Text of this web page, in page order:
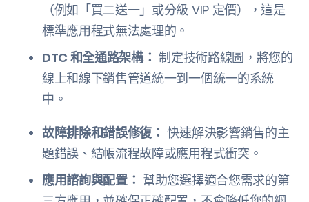
（例如「買二送一」或分級 VIP 定價），這是
標準應用程式無法處理的。
DTC 和全通路架構： 制定技術路線圖，將您的
線上和線下銷售管道統一到一個統一的系統
中。
故障排除和錯誤修復： 快速解決影響銷售的主
題錯誤、結帳流程故障或應用程式衝突。
應用諮詢與配置： 幫助您選擇適合您需求的第